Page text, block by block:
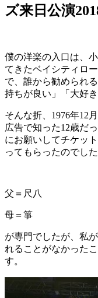
ズ来日公演
僕の洋楽の入口は、
てきたベイシティロー
で、誰から勧められ
持ちが良い」「大好
そんな折、1976年12
広告で知った12歳だ
にお願いしてチケッ
ってもらったのでした
父＝尺八
母＝箏
が専門でしたが、私
れることがなかった
す。